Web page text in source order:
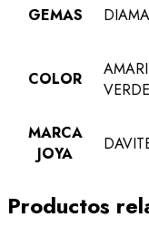
GEMAS
COLOR
VERDE
MARCA
JOYA
Productos